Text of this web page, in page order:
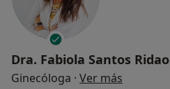
Dra. Fabiola Santos Ridao
Ginecóloga · Ver más